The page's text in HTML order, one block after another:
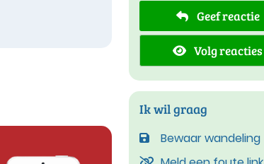
Geef reactie
Volg reacties
Ik wil graag
Bewaar wandeling